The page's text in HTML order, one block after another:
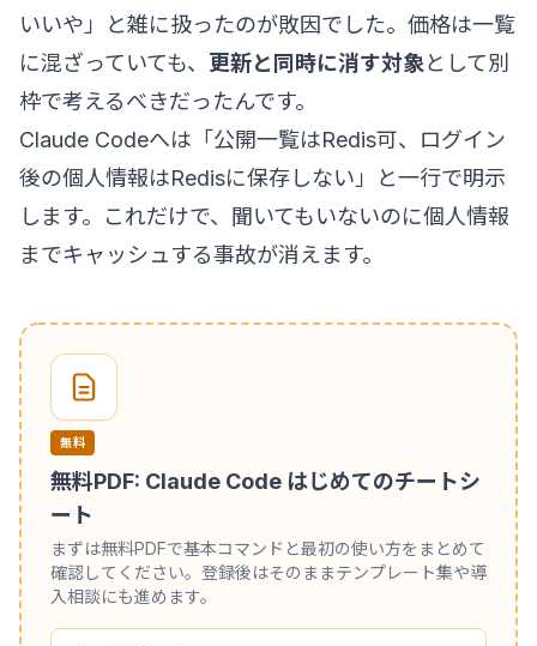
いいや」と雑に扱ったのが敗因でした。価格は一覧
に混ざっていても、 更新と同時に消す対象として別
枠で考えるべきだったんです。
Claude Codeへは「公開一覧はRedis可、ログイン
後の個人情報はRedisに保存しない」と一行で明示
します。これだけで、聞いてもいないのに個人情報
までキャッシュする事故が消えます。
無料
無料PDF: Claude Code はじめてのチートシ
ート
まずは無料PDFで基本コマンドと最初の使い方をまとめて
確認してください。登録後はそのままテンプレート集や導
入相談にも進めます。